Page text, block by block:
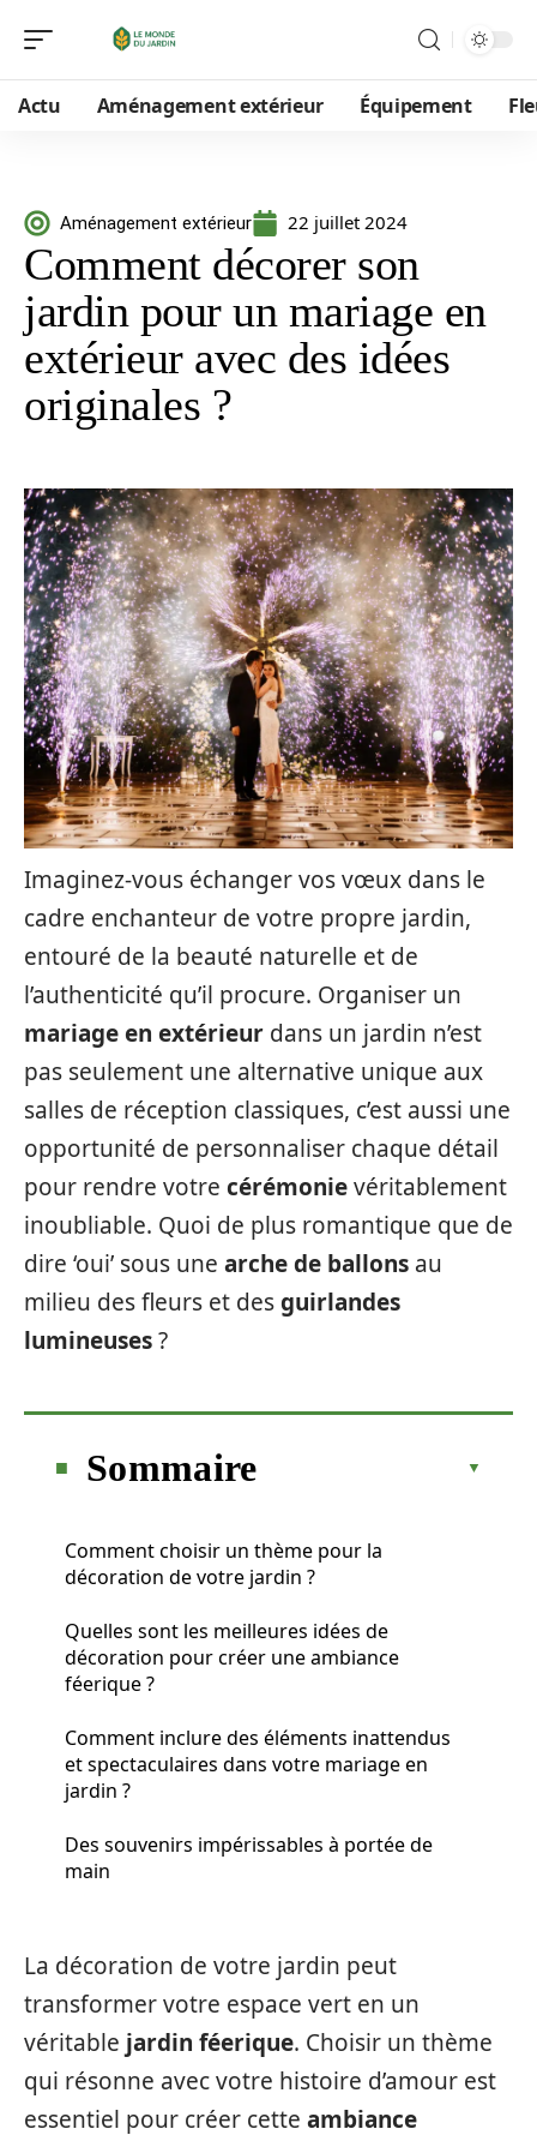
Actu Aménagement extérieur Équipement
Aménagement extérieur 22 juillet 2024
Comment décorer son
jardin pour un mariage en
extérieur avec des idées
originales ?
Imaginez-vous échanger vos vœux dans le
cadre enchanteur de votre propre jardin,
entouré de la beauté naturelle et de
l’authenticité qu’il procure. Organiser un
mariage en extérieur dans un jardin n’est
pas seulement une alternative unique aux
salles de réception classiques, c’est aussi une
opportunité de personnaliser chaque détail
pour rendre votre cérémonievéritablement
inoubliable. Quoi de plus romantique que de
dire ‘oui’ sous une arche de ballons au
milieu des fleurs et desguirlandes
lumineuses?
Sommaire
Comment choisir un thème pour la
décoration de votre jardin ?
Quelles sont les meilleures idées de
décoration pour créer une ambiance
féerique ?
Comment inclure des éléments inattendus
et spectaculaires dans votre mariage en
jardin ?
Des souvenirs impérissables à portée de
main
La décoration de votre jardin peut
transformer votre espace vert en un
véritable jardin féerique. Choisir un thème
qui résonne avec votre histoire d’amour est
essentiel pour créer cette ambiance